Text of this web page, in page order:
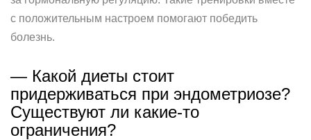
с положительным настроем помогают победить
болезнь.
— Какой диеты стоит
придерживаться при эндометриозе?
Существуют ли какие-то
ограничения?